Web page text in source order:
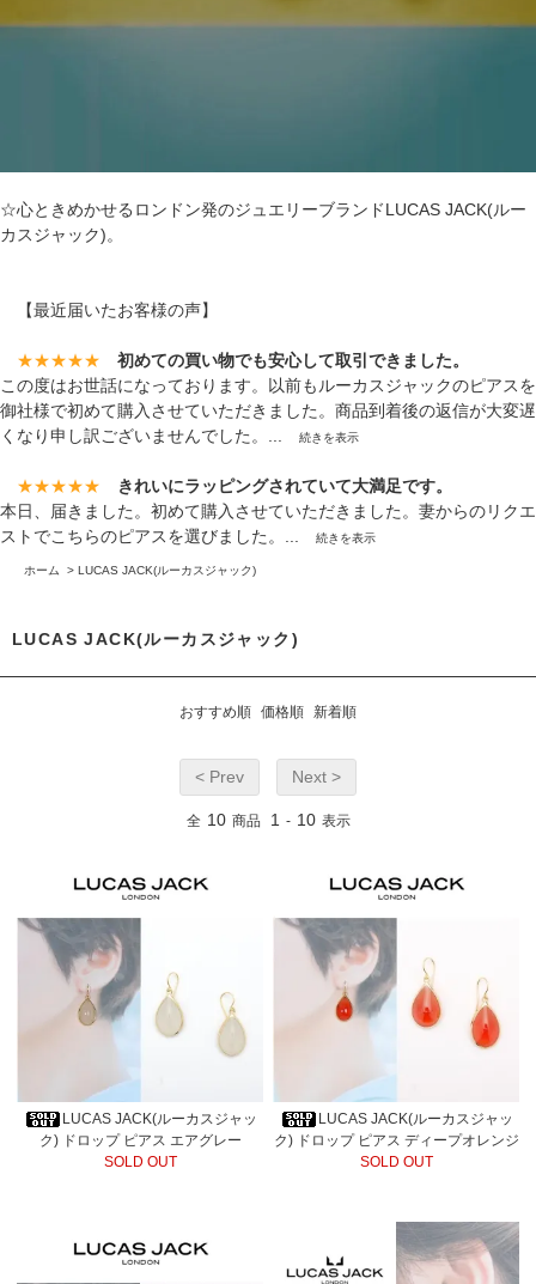
☆心ときめかせるロンドン発のジュエリーブランドLUCAS JACK(ルー
カスジャック)。
【最近届いたお客様の声】
★★★★★
初めての買い物でも安心して取引できました。
この度はお世話になっております。以前もルーカスジャックのピアスを
御社様で初めて購入させていただきました。商品到着後の返信が大変遅
くなり申し訳ございませんでした。...
続きを表示
★★★★★
きれいにラッピングされていて大満足です。
本日、届きました。初めて購入させていただきました。妻からのリクエ
ストでこちらのピアスを選びました。...
続きを表示
ホーム > LUCAS JACK(ルーカスジャック)
LUCAS JACK(ルーカスジャック)
おすすめ順 価格順 新着順
< Prev Next >
全 10 商品 1 - 10 表示
LUCAS JACK(ルーカスジャッ
ク) ドロップ ピアス エアグレー
SOLD OUT
LUCAS JACK(ルーカスジャッ
ク) ドロップ ピアス ディープオレンジ
SOLD OUT